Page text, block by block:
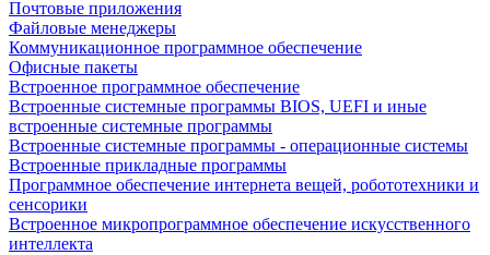
Почтовые приложения
Файловые менеджеры
Коммуникационное программное обеспечение
Офисные пакеты
Встроенное программное обеспечение
Встроенные системные программы BIOS, UEFI и иные
встроенные системные программы
Встроенные системные программы - операционные системы
Встроенные прикладные программы
Программное обеспечение интернета вещей, робототехники и
сенсорики
Встроенное микропрограммное обеспечение искусственного
интеллекта